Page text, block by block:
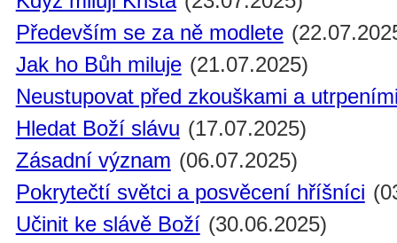
Především se za ně modlete
Jak ho Bůh miluje (21.07.2025)
Neustupovat před zkouškami a
Hledat Boží slávu (17.07.2025)
Zásadní význam (06.07.2025)
Pokrytečtí světci a posvěcení hříšníci
Učinit ke slávě Boží (30.06.2025)